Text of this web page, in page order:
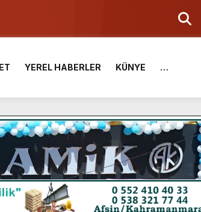
YEREL HABERLER KÜNYE …